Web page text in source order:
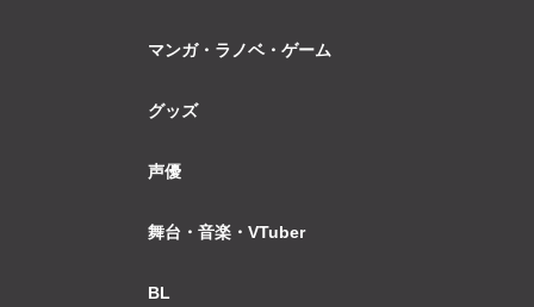
マンガ・ラノベ・ゲーム
グッズ
声優
舞台・音楽・VTuber
BL